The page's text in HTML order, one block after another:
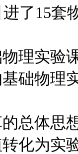
了15套
理实验
础物理
总体思
化为实